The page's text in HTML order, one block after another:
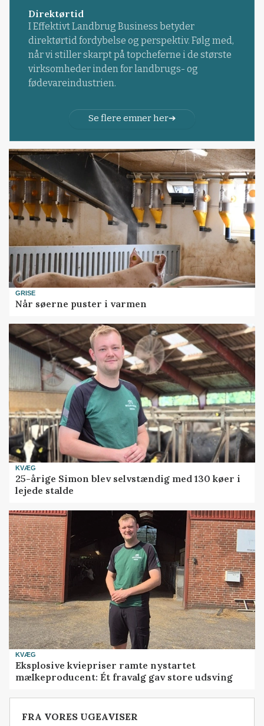
Direktørtid
I Effektivt Landbrug Business betyder
direktørtid fordybelse og perspektiv. Følg med,
når vi stiller skarpt på topcheferne i de største
virksomheder inden for landbrugs- og
fødevareindustrien.
Se flere emner her
GRISE
Når søerne puster i varmen
KVÆG
25-årige Simon blev selvstændig med 130 køer i
lejede stalde
KVÆG
Eksplosive kviepriser ramte nystartet
mælkeproducent: Ét fravalg gav store udsving
FRA VORES UGEAVISER